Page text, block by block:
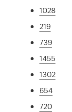
1028
219
739
1455
1302
654
720